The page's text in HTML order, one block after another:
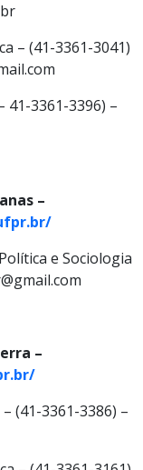
– (41-3361-3041)
41-3361-3396) –
–
e Sociologia
–
(41-3361-3386) –